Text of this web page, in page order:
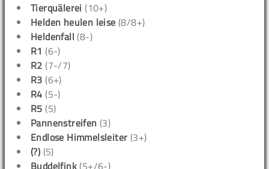
Tierquälerei (10+)
Helden heulen leise (8/8+)
Heldenfall (8-)
R1 (6-)
R2 (7-/7)
R3 (6+)
R4 (5-)
R5 (5)
Pannenstreifen (3)
Endlose Himmelsleiter (3+)
(?) (5)
Buddelfink (5+/6-)